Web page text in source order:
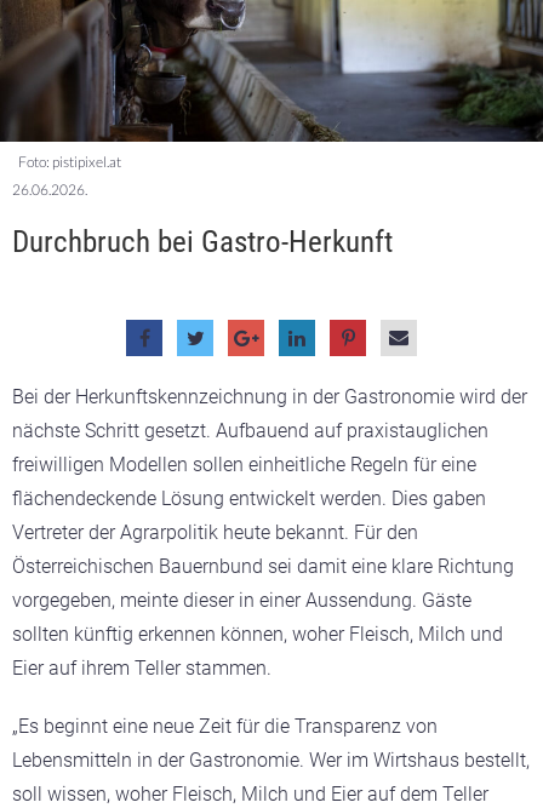
Foto: pistipixel.at
26.06.2026.
Durchbruch bei Gastro-Herkunft
Bei der Herkunftskennzeichnung in der Gastronomie wird der
nächste Schritt gesetzt. Aufbauend auf praxistauglichen
freiwilligen Modellen sollen einheitliche Regeln für eine
flächendeckende Lösung entwickelt werden. Dies gaben
Vertreter der Agrarpolitik heute bekannt. Für den
Österreichischen Bauernbund sei damit eine klare Richtung
vorgegeben, meinte dieser in einer Aussendung. Gäste
sollten künftig erkennen können, woher Fleisch, Milch und
Eier auf ihrem Teller stammen.
„Es beginnt eine neue Zeit für die Transparenz von
Lebensmitteln in der Gastronomie. Wer im Wirtshaus bestellt,
soll wissen, woher Fleisch, Milch und Eier auf dem Teller